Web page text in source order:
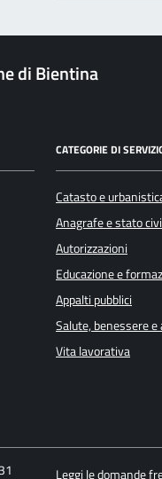
di Bientina
CATEGORIE DI
Catasto e
Anagrafe e stato
Autorizzazioni
Educazione e
Appalti pubblici
Salute, benessere
Vita lavorativa
Leggi le domande